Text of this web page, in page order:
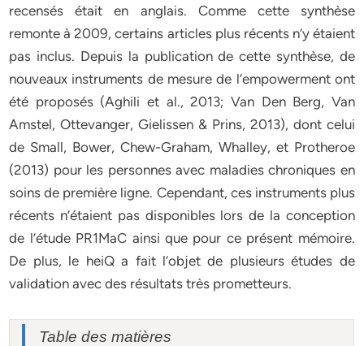
recensés était en anglais. Comme cette synthèse
remonte à 2009, certains articles plus récents n’y étaient
pas inclus. Depuis la publication de cette synthèse, de
nouveaux instruments de mesure de l’empowerment ont
été proposés (Aghili et al., 2013; Van Den Berg, Van
Amstel, Ottevanger, Gielissen & Prins, 2013), dont celui
de Small, Bower, Chew-Graham, Whalley, et Protheroe
(2013) pour les personnes avec maladies chroniques en
soins de première ligne. Cependant, ces instruments plus
récents n’étaient pas disponibles lors de la conception
de l’étude PR1MaC ainsi que pour ce présent mémoire.
De plus, le heiQ a fait l’objet de plusieurs études de
validation avec des résultats très prometteurs.
Table des matières